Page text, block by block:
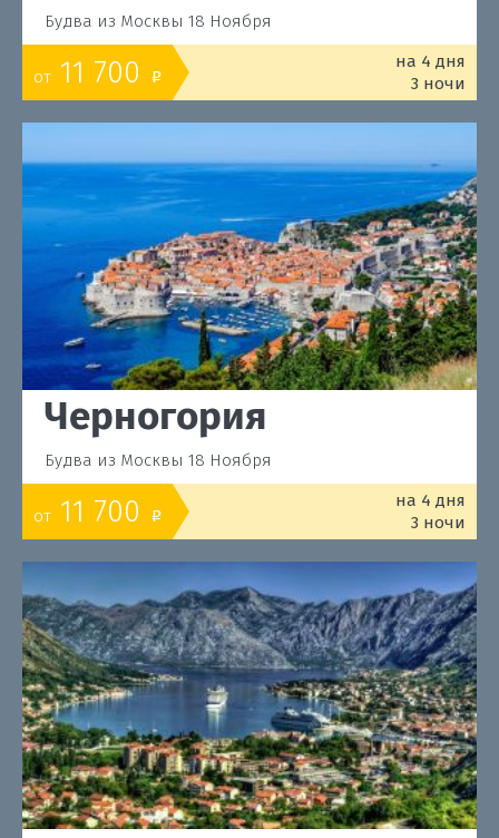
Будва из Москвы 18 Ноября
от 11 700 o
на 4 дня
3 ночи
Черногория
Будва из Москвы 18 Ноября
от 11 700 o
на 4 дня
3 ночи